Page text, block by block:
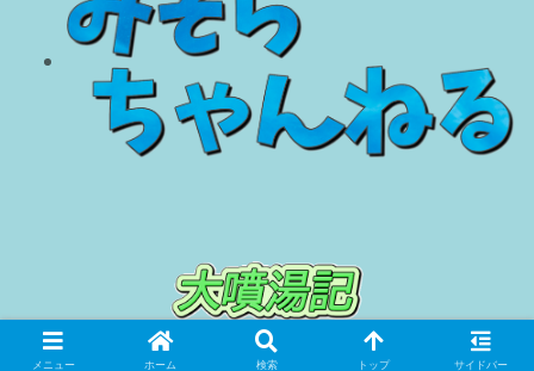
© 2018 大噴湯記.
メニュー ホーム 検索 トップ サイドバー